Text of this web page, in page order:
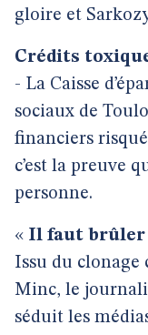
gloire et
Crédits
- La Caisse
sociaux de
financiers
c’est la preuve
personne.
« Il faut brûler
Issu du clonage
Minc, le
séduit les